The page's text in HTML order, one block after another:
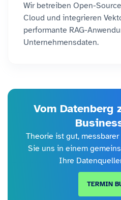
Wir betreiben Open-
Cloud und integrieren
performante RAG-
Unternehmensdaten.
Vom Datenberg
Theorie ist gut,
Sie uns in einem
Ihre
TERMIN